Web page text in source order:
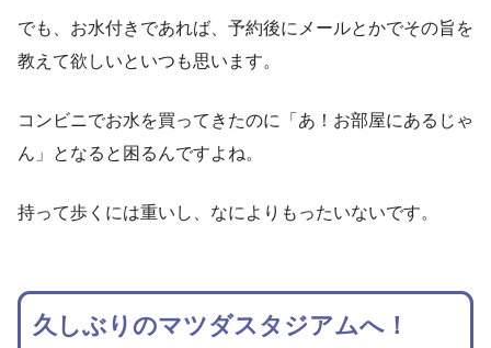
でも、お水付きであれば、予約後にメールとかでその旨を
教えて欲しいといつも思います。
コンビニでお水を買ってきたのに「あ！お部屋にあるじゃ
ん」となると困るんですよね。
持って歩くには重いし、なによりもったいないです。
久しぶりのマツダスタジアムへ！